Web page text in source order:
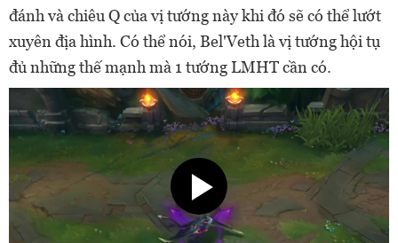
đánh và chiêu Q của vị tướng này khi đó sẽ có thể lướt
xuyên địa hình. Có thể nói, Bel'Veth là vị tướng hội tụ
đủ những thế mạnh mà 1 tướng LMHT cần có.